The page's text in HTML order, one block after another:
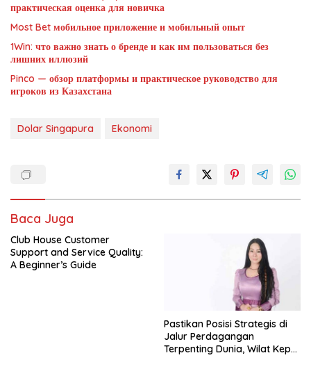
практическая оценка для новичка
Most Bet мобильное приложение и мобильный опыт
1Win: что важно знать о бренде и как им пользоваться без
лишних иллюзий
Pinco — обзор платформы и практическое руководство для
игроков из Казахстана
Dolar Singapura Ekonomi
Baca Juga
Club House Customer
Support and Service Quality:
A Beginner’s Guide
Pastikan Posisi Strategis di
Jalur Perdagangan
Terpenting Dunia, Wilat Kepri: